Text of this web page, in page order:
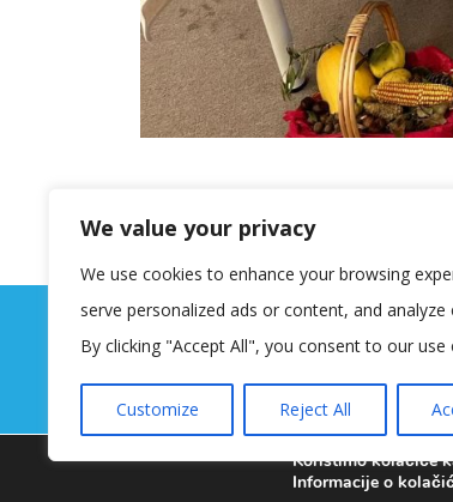
We value your privacy
We use cookies to enhance your browsing
serve personalized ads or content, and analyze
By clicking "Accept All", you consent to our use
Customize Reject All
Koristimo kolačiće
Informacije o